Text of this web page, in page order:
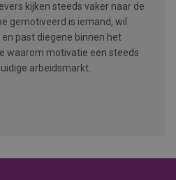
kijken steeds vaker naar de
gemotiveerd is iemand, wil
past diegene binnen het
waarom motivatie een steeds
arbeidsmarkt.